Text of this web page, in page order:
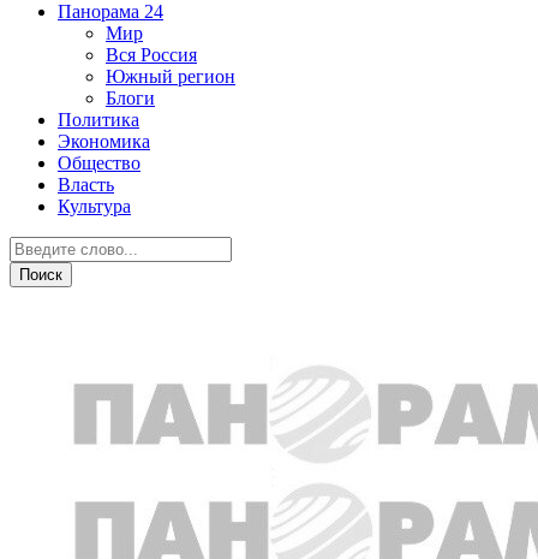
Панорама 24
Мир
Вся Россия
Южный регион
Блоги
Политика
Экономика
Общество
Власть
Культура